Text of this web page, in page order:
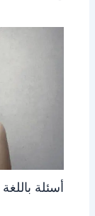
أسئلة باللغة